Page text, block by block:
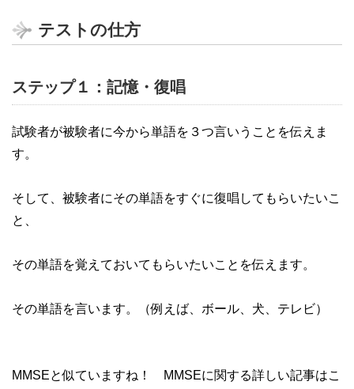
テストの仕方
ステップ１：記憶・復唱
試験者が被験者に今から単語を３つ言いうことを伝えま
す。
そして、被験者にその単語をすぐに復唱してもらいたいこ
と、
その単語を覚えておいてもらいたいことを伝えます。
その単語を言います。（例えば、ボール、犬、テレビ）
MMSEと似ていますね！ MMSEに関する詳しい記事はこ